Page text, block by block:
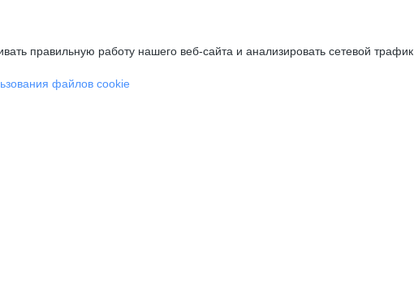
правильную работу нашего веб-сайта и анализировать сетевой трафик.
файлов cookie